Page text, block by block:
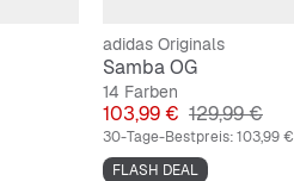
adidas Originals
Samba OG
14 Farben
Preis
103,99 € Originalpreis
129,99 €
30-Tage-Bestpreis:103,99 €
FLASH DEAL